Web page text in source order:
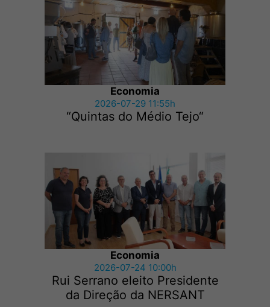
Economia
2026-07-29 11:55h
“Quintas do Médio Tejo“
Economia
2026-07-24 10:00h
Rui Serrano eleito Presidente
da Direção da NERSANT